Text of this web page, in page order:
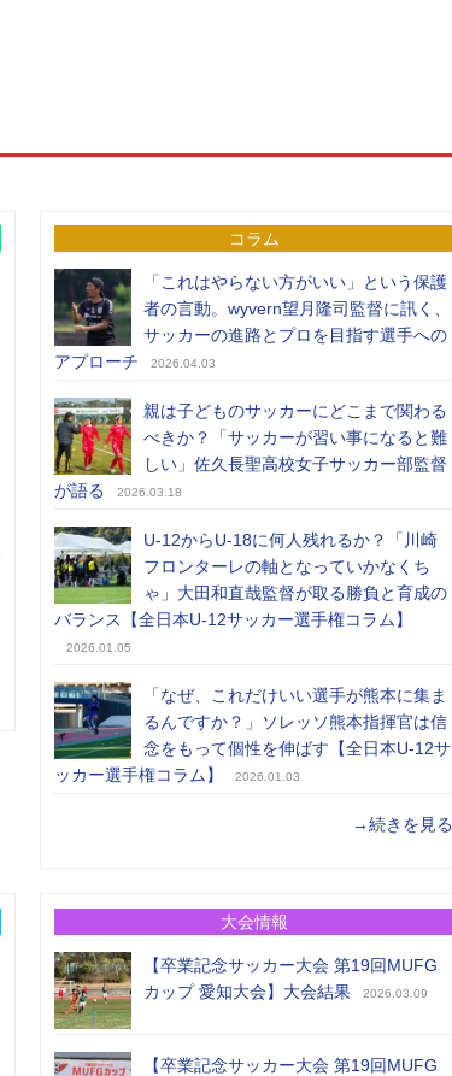
コラム
「これはやらない方がいい」という保護
者の言動。wyvern望月隆司監督に訊く、
サッカーの進路とプロを目指す選手への
アプローチ
2026.04.03
親は子どものサッカーにどこまで関わる
べきか？「サッカーが習い事になると難
しい」佐久長聖高校女子サッカー部監督
が語る
2026.03.18
U-12からU-18に何人残れるか？「川崎
フロンターレの軸となっていかなくち
ゃ」大田和直哉監督が取る勝負と育成の
バランス【全日本U-12サッカー選手権コラム】
2026.01.05
「なぜ、これだけいい選手が熊本に集ま
るんですか？」ソレッソ熊本指揮官は信
念をもって個性を伸ばす【全日本U-12サ
ッカー選手権コラム】
2026.01.03
→続きを見る
大会情報
【卒業記念サッカー大会 第19回MUFG
カップ 愛知大会】大会結果
2026.03.09
【卒業記念サッカー大会 第19回MUFG